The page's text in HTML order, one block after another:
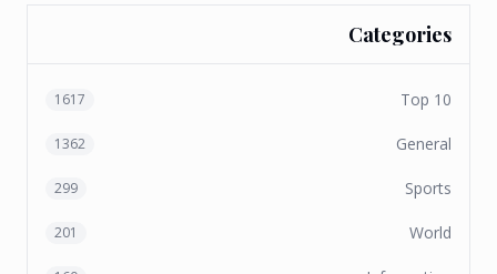
Categories
Top 10
1617
General
1362
Sports
299
World
201